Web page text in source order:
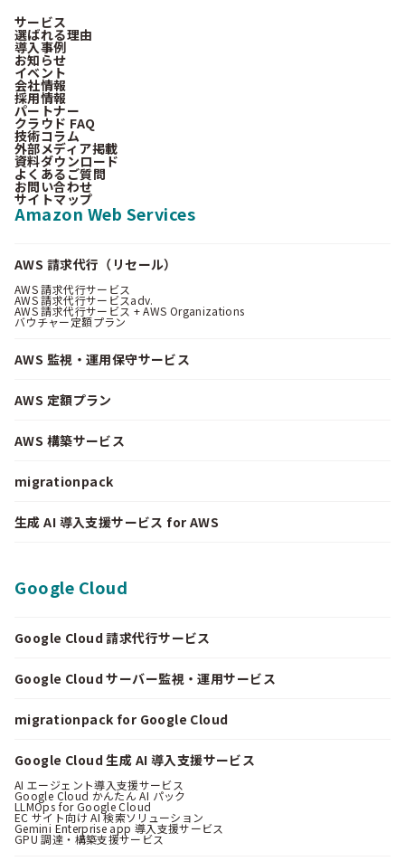
サービス
選ばれる理由
導入事例
お知らせ
イベント
会社情報
採用情報
パートナー
クラウド FAQ
技術コラム
外部メディア掲載
資料ダウンロード
よくあるご質問
お問い合わせ
サイトマップ
Amazon Web Services
AWS 請求代行（リセール）
AWS 請求代行サービス
AWS 請求代行サービスadv.
AWS 請求代行サービス + AWS Organizations
バウチャー定額プラン
AWS 監視・運用保守サービス
AWS 定額プラン
AWS 構築サービス
migrationpack
生成 AI 導入支援サービス for AWS
Google Cloud
Google Cloud 請求代行サービス
Google Cloud サーバー監視・運用サービス
migrationpack for Google Cloud
Google Cloud 生成 AI 導入支援サービス
AI エージェント導入支援サービス
Google Cloud かんたん AI パック
LLMOps for Google Cloud
EC サイト向け AI 検索ソリューション
Gemini Enterprise app 導入支援サービス
GPU 調達・構築支援サービス